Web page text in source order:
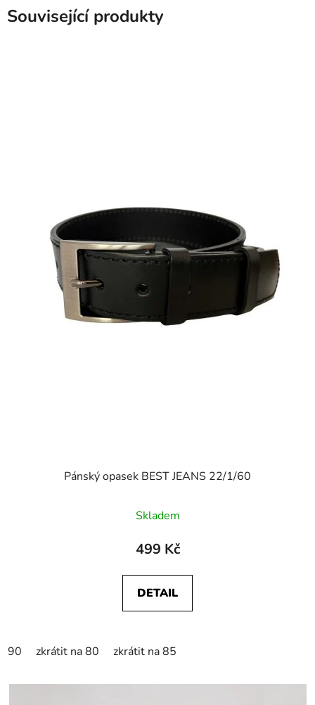
Související produkty
Pánský opasek BEST JEANS 22/1/60
Skladem
499 Kč
DETAIL
90 zkrátit na 80 zkrátit na 85